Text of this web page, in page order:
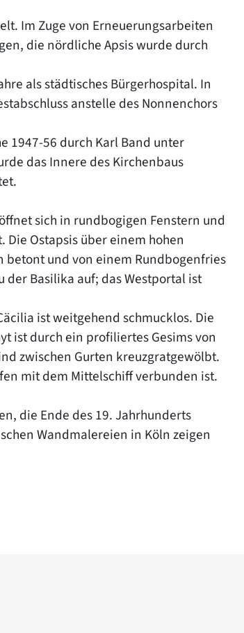
Im Zuge von Erneuerungsarbeiten
die nördliche Apsis wurde durch
als städtisches Bürgerhospital. In
anstelle des Nonnenchors
1947-56 durch Karl Band unter
das Innere des Kirchenbaus
sich in rundbogigen Fenstern und
Ostapsis über einem hohen
betont und von einem Rundbogenfries
Basilika auf; das Westportal ist
ist weitgehend schmucklos. Die
ist durch ein profiliertes Gesims von
zwischen Gurten kreuzgratgewölbt.
mit dem Mittelschiff verbunden ist.
die Ende des 19. Jahrhunderts
Wandmalereien in Köln zeigen